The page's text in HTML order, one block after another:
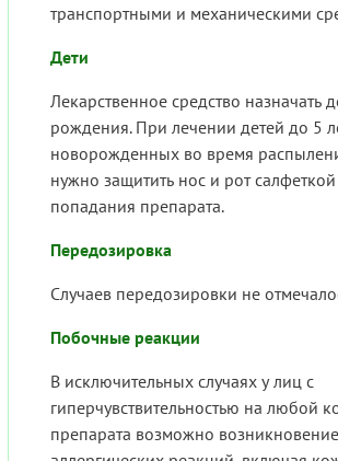
транспортными и механическими
Дети
Лекарственное средство назначать
рождения. При лечении детей до 5
новорожденных во время
нужно защитить нос и рот салфеткой
попадания препарата.
Передозировка
Случаев передозировки не
Побочные реакции
В исключительных случаях у лиц с
гиперчувствительностью на любой
препарата возможно возникновение